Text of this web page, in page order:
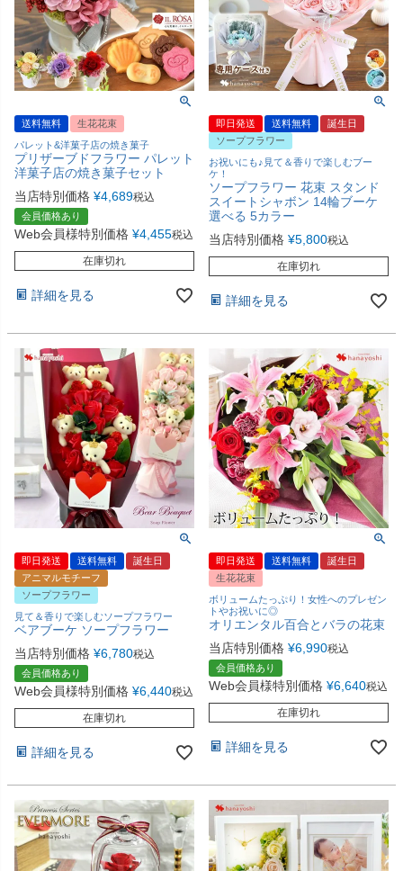
送料無料
生花花束
パレット&洋菓子店の焼き菓子
プリザーブドフラワー パレット
洋菓子店の焼き菓子セット
当店特別価格 ¥4,689税込
会員価格あり
Web会員様特別価格 ¥4,455税込
在庫切れ
詳細を見る
即日発送 送料無料
誕生日
ソープフラワー
お祝いにも♪見て＆香りで楽しむブー
ケ！
ソープフラワー 花束 スタンド
スイートシャボン 14輪ブーケ
選べる 5カラー
当店特別価格 ¥5,800税込
在庫切れ
詳細を見る
即日発送 送料無料
誕生日
アニマルモチーフ
ソープフラワー
見て＆香りで楽しむソープフラワー
ベアブーケ ソープフラワー
当店特別価格 ¥6,780税込
会員価格あり
Web会員様特別価格 ¥6,440税込
在庫切れ
詳細を見る
即日発送 送料無料
誕生日
生花花束
ボリュームたっぷり！女性へのプレゼン
トやお祝いに◎
オリエンタル百合とバラの花束
当店特別価格 ¥6,990税込
会員価格あり
Web会員様特別価格 ¥6,640税込
在庫切れ
詳細を見る